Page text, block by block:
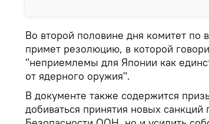
Во второй половине дня комитет
примет резолюцию, в которой
"неприемлемы для Японии как
от ядерного оружия".
В документе также содержится
добиваться принятия новых